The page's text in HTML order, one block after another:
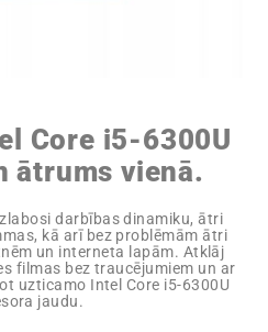
Core i5-6300U
ātrums vienā.
darbības dinamiku, ātri
kā arī bez problēmām ātri
un interneta lapām. Atklāj
filmas bez traucējumiem un ar
uzticamo Intel Core i5-6300U
jaudu.